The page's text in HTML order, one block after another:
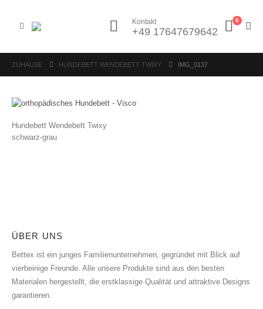
Kontakt
+49 17647679642
0
ZUHAUSE HUNDEBETT WENDEBETT TWIXY IMG_0137
Hundebett Wendebett Twixy
schwarz-grau
ÜBER UNS
Bettex ist ein junges Familienunternehmen, gegründet mit Blick auf
vierbeinige Freunde. Alle unsere Produkte sind aus den besten
Materialen hergestellt, die erstklassige Qualität und attraktive Designs
garantieren.